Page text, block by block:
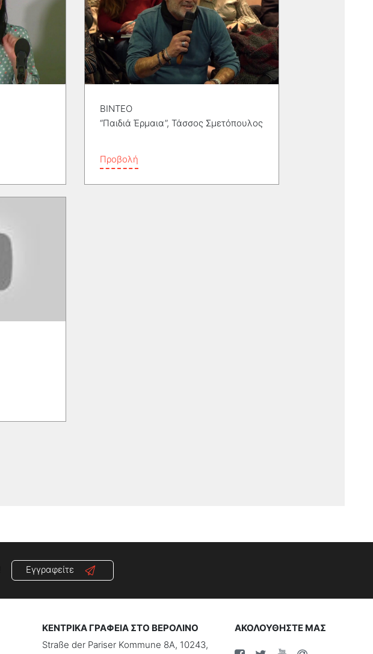
ΒΙΝΤΕΟ
“Παιδιά Έρμαια”, Τάσσος Σμετόπουλος
Προβολή
Εγγραφείτε
ΚΕΝΤΡΙΚΑ ΓΡΑΦΕΙΑ ΣΤΟ ΒΕΡΟΛΙΝΟ
Straße der Pariser Kommune 8A, 10243,
ΑΚΟΛΟΥΘΗΣΤΕ ΜΑΣ